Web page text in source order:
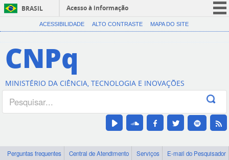
BRASIL
Acesso à informação
CORONAVÍRUS (COVID-19)
Canais
ACESSIBILIDADE ALTO CONTRASTE MAPA DO SITE
CNPq
MINISTÉRIO DA CIÊNCIA, TECNOLOGIA E INOVAÇÕES
Perguntas frequentes Central de Atendimento Serviços
E-mail do Pesquisador